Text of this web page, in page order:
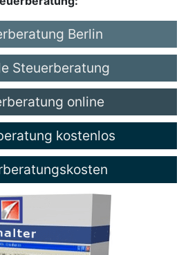
Berlin
Steuerberatung
online
kostenlos